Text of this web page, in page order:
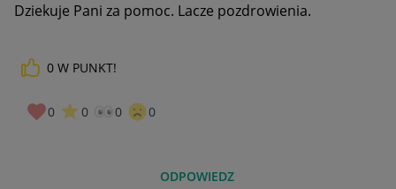
Dziekuje Pani za pomoc. Lacze pozdrowienia.
0 W PUNKT!
0 0 0 0
ODPOWIEDZ